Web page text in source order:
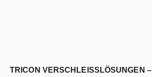
TRICON VERSCHLEISSLÖSUNGEN –